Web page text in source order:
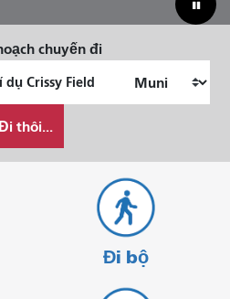
chuyến đi
muốn
đi
thôi...
Đi bộ